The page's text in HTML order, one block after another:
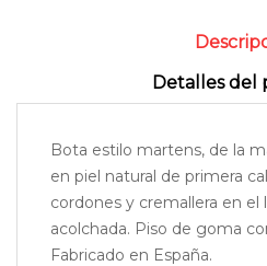
Detalles del
Bota estilo martens, de la
en piel natural de primera
cordones y cremallera en el
acolchada. Piso de goma
Fabricado en España.